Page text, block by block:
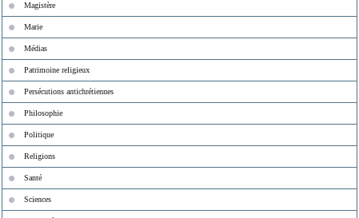
Magistère
Marie
Médias
Patrimoine religieux
Persécutions antichrétiennes
Philosophie
Politique
Religions
Santé
Sciences